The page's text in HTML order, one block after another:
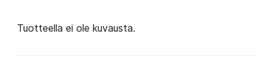
Tuotteella ei ole kuvausta.